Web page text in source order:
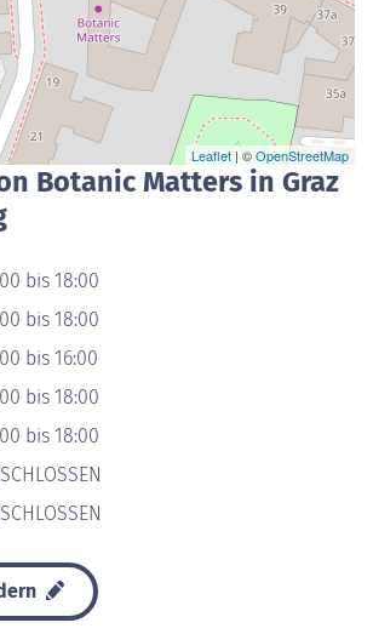
Leaflet| ©OpenStreetMap
Botanic Matters in Graz
bis 18:00
bis 18:00
bis 16:00
bis 18:00
bis 18:00